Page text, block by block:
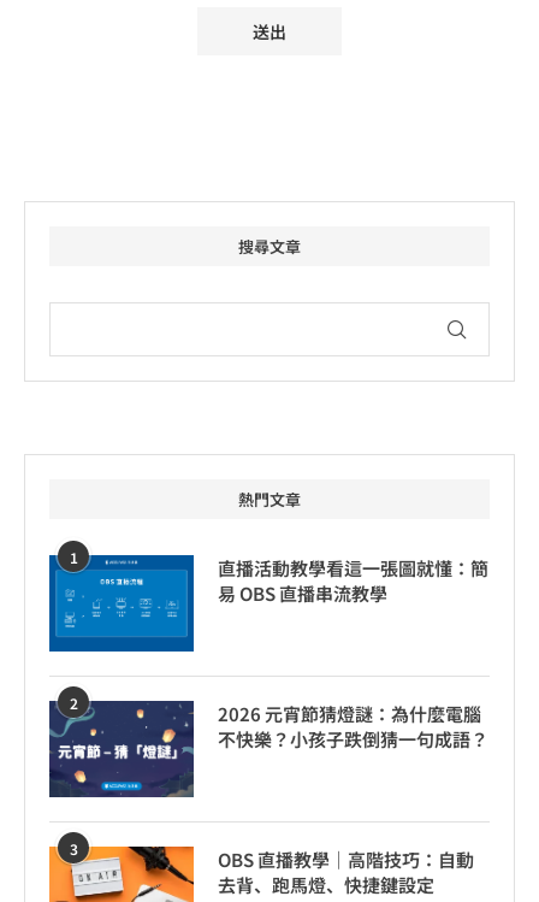
搜尋文章
熱門文章
1
直播活動教學看這一張圖就懂：簡
易 OBS 直播串流教學
2
2026 元宵節猜燈謎：為什麼電腦
不快樂？小孩子跌倒猜一句成語？
3
OBS 直播教學｜高階技巧：自動
去背、跑馬燈、快捷鍵設定